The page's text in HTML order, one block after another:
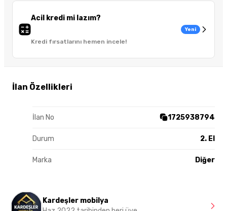
Acil kredi mi lazım?
Kredi fırsatlarını hemen incele!
Yeni
İlan Özellikleri
İlan No 1725938794
Durum 2. El
Marka Diğer
Kardeşler mobilya